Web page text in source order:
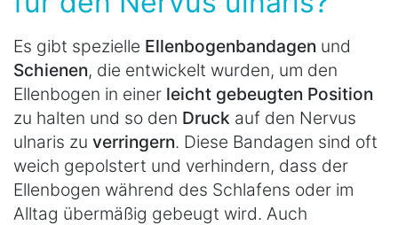
Es gibt spezielle Ellenbogenbandagen und
Schienen, die entwickelt wurden, um den
Ellenbogen in einer leicht gebeugten Position
zu halten und so den Druck auf den Nervus
ulnaris zu verringern. Diese Bandagen sind oft
weich gepolstert und verhindern, dass der
Ellenbogen während des Schlafens oder im
Alltag übermäßig gebeugt wird. Auch